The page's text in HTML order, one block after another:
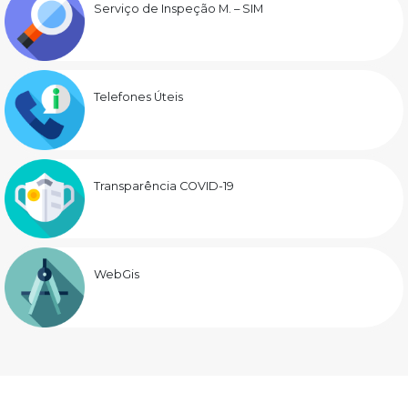
Serviço de Inspeção M. – SIM
Telefones Úteis
Transparência COVID-19
WebGis